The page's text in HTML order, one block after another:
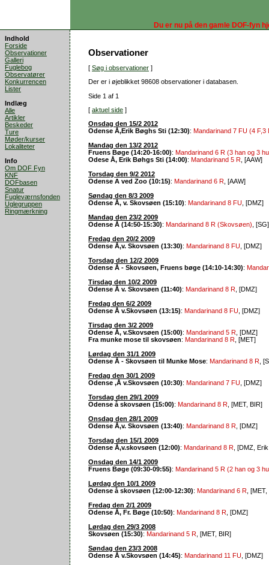
Du er nu på den gamle DOF-fyn
Indhold
Forside
Observationer
Galleri
Fuglebog
Observatører
Konkurrencen
Lister
Indlæg
Alle
Artikler
Beskeder
Ture
Møder/kurser
Lokaliteter
Info
Om DOF Fyn
KNF
DOFbasen
Snatur
Fugleværnsfonden
Uglegruppen
Ringmærkning
Observationer
[ Søg i observationer ]
Der er i øjeblikket 98608 observationer i databasen.
Side 1 af 1
[ aktuel side ]
Onsdag den 15/2 2012
Odense Å,Erik Bøghs Sti (12:30): Mandarinand 7 FU (4 F,3
Mandag den 13/2 2012
Fruens Bøge (14:20-16:00): Mandarinand 6 R (3 han og 3
Odese Å, Erik Bøhgs Sti (14:00): Mandarinand 5 R , [AAW]
Torsdag den 9/2 2012
Odense A ved Zoo (10:15): Mandarinand 6 R , [AAW]
Søndag den 8/3 2009
Odense Å, v. Skovsøen (15:10): Mandarinand 8 FU , [DMZ]
Mandag den 23/2 2009
Odense Å (14:50-15:30): Mandarinand 8 R (Skovsøen) , [SG]
Fredag den 20/2 2009
Odense Å,v. Skovsøen (13:30): Mandarinand 8 FU , [DMZ]
Torsdag den 12/2 2009
Odense Å - Skovsøen, Fruens bøge (14:10-14:30):
Tirsdag den 10/2 2009
Odense Å v. Skovsøen (11:40): Mandarinand 8 R , [DMZ]
Fredag den 6/2 2009
Odense Å v.Skovsøen (13:15): Mandarinand 8 FU , [DMZ]
Tirsdag den 3/2 2009
Odense Å, v.Skovsøen (15:00): Mandarinand 5 R , [DMZ]
Fra munke mose til skovsøen: Mandarinand 8 R , [MET]
Lørdag den 31/1 2009
Odense Å - Skovsøen til Munke Mose: Mandarinand 8 R ,
Fredag den 30/1 2009
Odense ,Å v.Skovsøen (10:30): Mandarinand 7 FU , [DMZ]
Torsdag den 29/1 2009
Odense å skovsøen (15:00): Mandarinand 8 R , [MET, BIR]
Onsdag den 28/1 2009
Odense Å,v. Skovsøen (13:40): Mandarinand 8 R , [DMZ]
Torsdag den 15/1 2009
Odense Å,v.skovsøen (12:00): Mandarinand 8 R , [DMZ,
Onsdag den 14/1 2009
Fruens Bøge (09:30-09:55): Mandarinand 5 R (2 han og 3
Lørdag den 10/1 2009
Odense å skovsøen (12:00-12:30): Mandarinand 6 R ,
Fredag den 2/1 2009
Odense Å, Fr. Bøge (10:50): Mandarinand 8 R , [DMZ]
Lørdag den 29/3 2008
Skovsøen (15:30): Mandarinand 5 R , [MET, BIR]
Søndag den 23/3 2008
Odense Å v.Skovsøen (14:45): Mandarinand 11 FU , [DMZ]